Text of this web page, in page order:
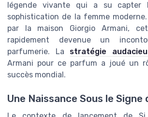
légende vivante qui a su capter
sophistication de la femme
par la maison Giorgio Armani,
rapidement devenue un
parfumerie. La stratégie
Armani pour ce parfum a joué un
succès mondial.
Une Naissance Sous le Signe